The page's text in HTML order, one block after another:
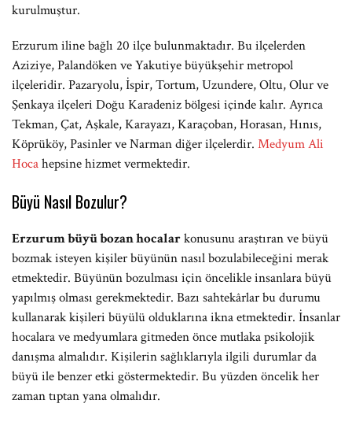
kurulmuştur.
Erzurum iline bağlı 20 ilçe bulunmaktadır. Bu ilçelerden
Aziziye, Palandöken ve Yakutiye büyükşehir metropol
ilçeleridir. Pazaryolu, İspir, Tortum, Uzundere, Oltu, Olur ve
Şenkaya ilçeleri Doğu Karadeniz bölgesi içinde kalır. Ayrıca
Tekman, Çat, Aşkale, Karayazı, Karaçoban, Horasan, Hınıs,
Köprüköy, Pasinler ve Narman diğer ilçelerdir. Medyum Ali
Hocahepsine hizmet vermektedir.
Büyü Nasıl Bozulur?
Erzurum büyü bozan hocalarkonusunu araştıran ve büyü
bozmak isteyen kişiler büyünün nasıl bozulabileceğini merak
etmektedir. Büyünün bozulması için öncelikle insanlara büyü
yapılmış olması gerekmektedir. Bazı sahtekârlar bu durumu
kullanarak kişileri büyülü olduklarına ikna etmektedir. İnsanlar
hocalara ve medyumlara gitmeden önce mutlaka psikolojik
danışma almalıdır. Kişilerin sağlıklarıyla ilgili durumlar da
büyü ile benzer etki göstermektedir. Bu yüzden öncelik her
zaman tıptan yana olmalıdır.